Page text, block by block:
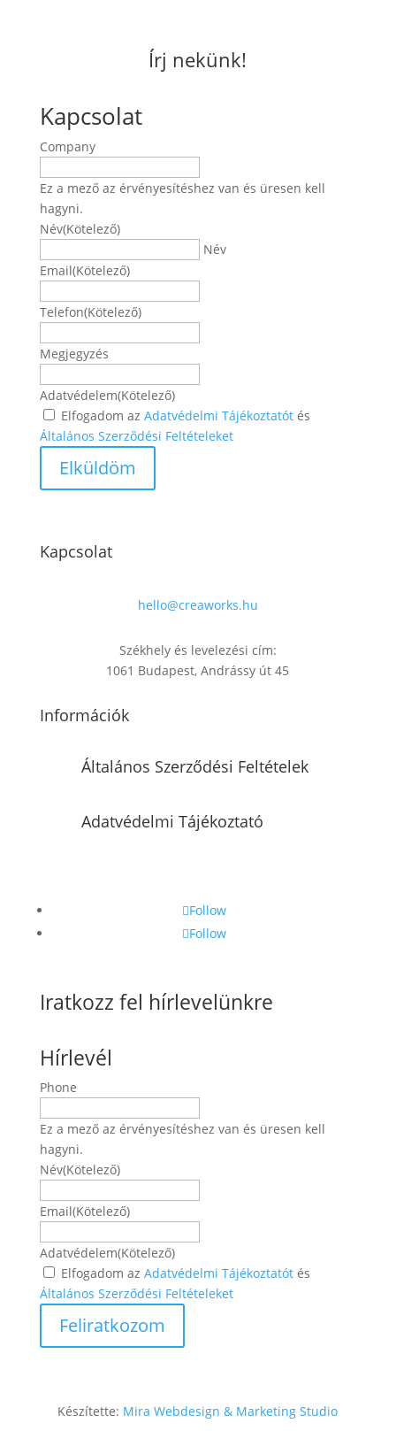
Írj nekünk!
Kapcsolat
Company
Ez a mező az érvényesítéshez van és üresen kell
hagyni.
Név(Kötelező)
Név
Email(Kötelező)
Telefon(Kötelező)
Megjegyzés
Adatvédelem(Kötelező)
Elfogadom az Adatvédelmi Tájékoztatótés
Általános Szerződési Feltételeket
Kapcsolat
hello@creaworks.hu
Székhely és levelezési cím:
1061 Budapest, Andrássy út 45
Információk
Általános Szerződési Feltételek
Adatvédelmi Tájékoztató
Follow
Follow
Iratkozz fel hírlevelünkre
Hírlevél
Phone
Ez a mező az érvényesítéshez van és üresen kell
hagyni.
Név(Kötelező)
Email(Kötelező)
Adatvédelem(Kötelező)
Elfogadom az Adatvédelmi Tájékoztatótés
Általános Szerződési Feltételeket
Készítette: Mira Webdesign & Marketing Studio